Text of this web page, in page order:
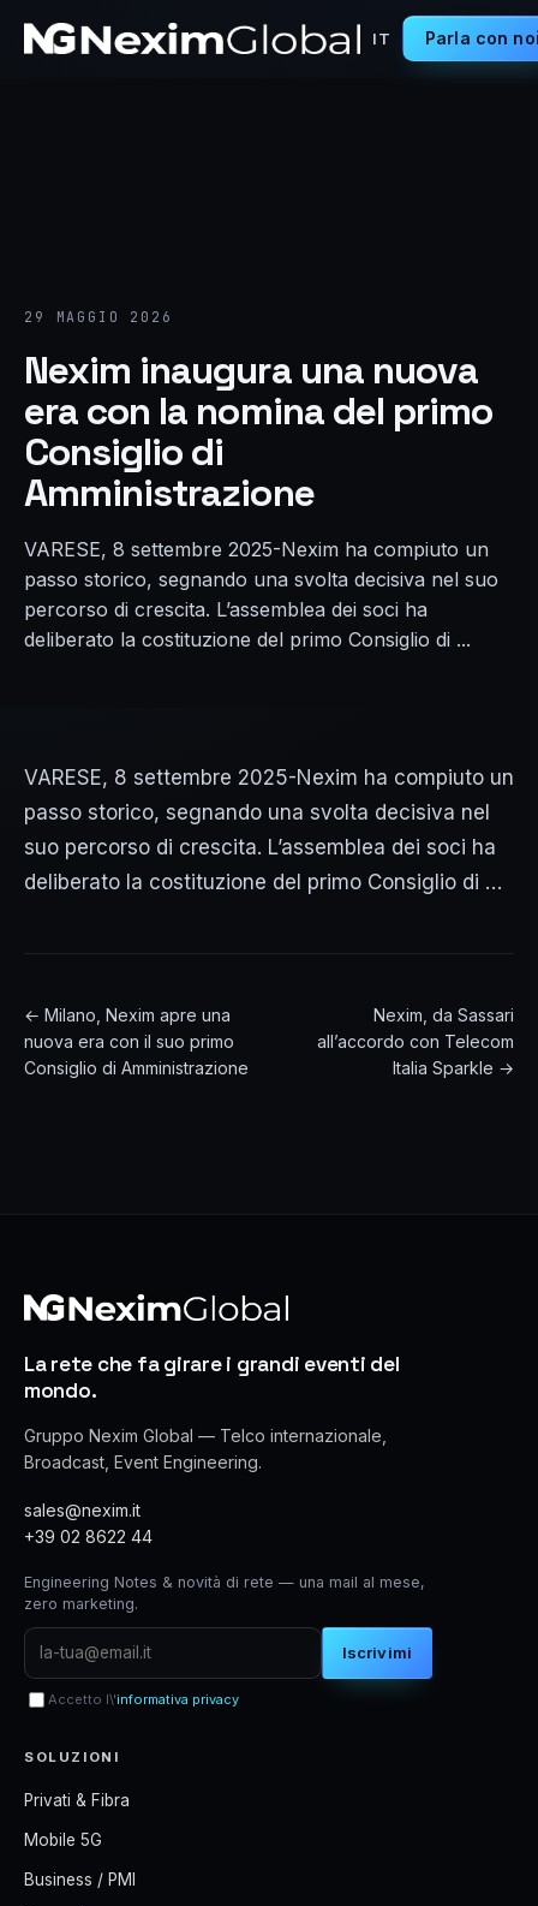
IT Parla con
29 MAGGIO 2026
Nexim inaugura una nuova
era con la nomina del primo
Consiglio di
Amministrazione
VARESE, 8 settembre 2025-Nexim ha compiuto un
passo storico, segnando una svolta decisiva nel suo
percorso di crescita. L’assemblea dei soci ha
deliberato la costituzione del primo Consiglio di ...
VARESE, 8 settembre 2025-Nexim ha compiuto un
passo storico, segnando una svolta decisiva nel
suo percorso di crescita. L’assemblea dei soci ha
deliberato la costituzione del primo Consiglio di …
← Milano, Nexim apre una
nuova era con il suo primo
Consiglio di Amministrazione
Nexim, da Sassari
all’accordo con Telecom
Italia Sparkle →
La rete che fa girare i grandi eventi del
mondo.
Gruppo Nexim Global — Telco internazionale,
Broadcast, Event Engineering.
sales@nexim.it
+39 02 8622 44
Engineering Notes & novità di rete — una mail al mese,
zero marketing.
Iscrivimi
Accetto l\'informativa privacy
SOLUZIONI
Privati & Fibra
Mobile 5G
Business / PMI